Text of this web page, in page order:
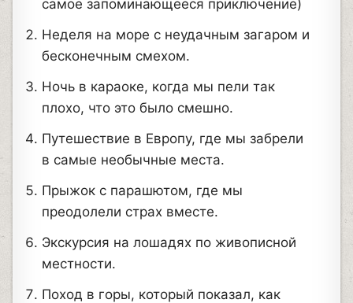
самое запоминающееся приключение)
Неделя на море с неудачным загаром и
бесконечным смехом.
Ночь в караоке, когда мы пели так
плохо, что это было смешно.
Путешествие в Европу, где мы забрели
в самые необычные места.
Прыжок с парашютом, где мы
преодолели страх вместе.
Экскурсия на лошадях по живописной
местности.
Поход в горы, который показал, как